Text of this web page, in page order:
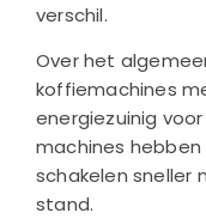
verschil.
Over het
koffiemachines
energiezuinig
machines hebben
schakelen sneller
stand.